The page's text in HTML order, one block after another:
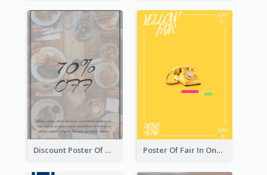
Discount Poster Of Western Restaurant Poster Of Fair In One Colour Tone